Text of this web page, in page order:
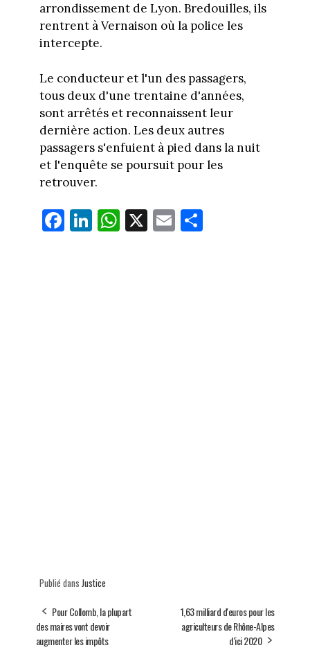
arrondissement de Lyon. Bredouilles, ils
rentrent à Vernaison où la police les
intercepte.
Le conducteur et l'un des passagers,
tous deux d'une trentaine d'années,
sont arrêtés et reconnaissent leur
dernière action. Les deux autres
passagers s'enfuient à pied dans la nuit
et l'enquête se poursuit pour les
retrouver.
Fa
ce
Li
nk
W
ha
X E
m
Pa
rt
Publié dans Justice
Pour Collomb, la plupart
des maires vont devoir
augmenter les impôts
1,63 milliard d'euros pour les
agriculteurs de Rhône-Alpes
d'ici 2020